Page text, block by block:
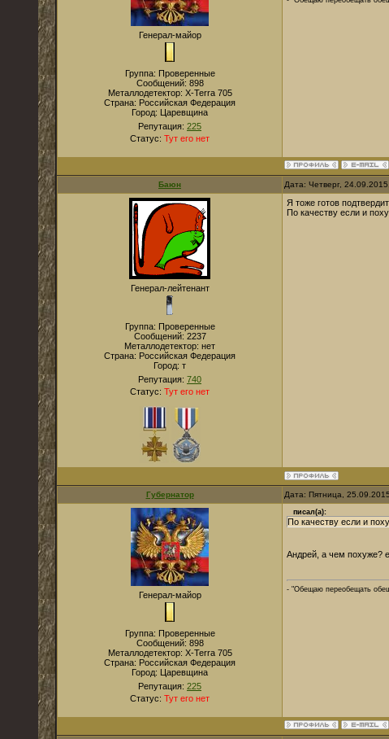
Генерал-майор
Группа: Проверенные
Сообщений: 898
Металлодетектор: X-Terra 705
Страна: Российская Федерация
Город: Царевщина
Репутация: 225
Статус: Тут его нет
Баюн Дата: Четверг,
Генерал-лейтенант
Группа: Проверенные
Сообщений: 2237
Металлодетектор: нет
Страна: Российская Федерация
Город: т
Репутация: 740
Статус: Тут его нет
Я тоже готов
По качеству если и
Губернатор Дата: Пятница,
Генерал-майор
Группа: Проверенные
Сообщений: 898
Металлодетектор: X-Terra 705
Страна: Российская Федерация
Город: Царевщина
Репутация: 225
Статус: Тут его нет
писал(а):
По качеству если и
Андрей, а чем похуже?
- "Обещаю переобещать